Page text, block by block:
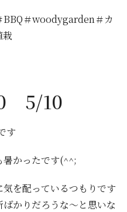
BBQ＃woodygarden＃カ
栽
5/10
す
暑かったです(^^;
を配っているつもりです
かりだろうな〜と思いな